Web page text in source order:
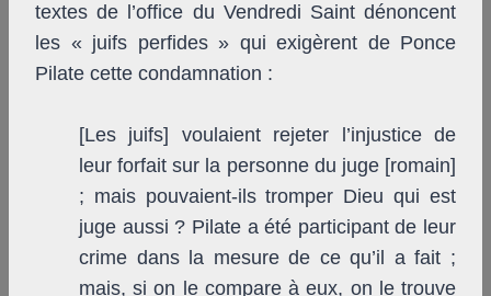
textes de l’office du Vendredi Saint dénoncent
les « juifs perfides » qui exigèrent de Ponce
Pilate cette condamnation :
[Les juifs] voulaient rejeter l’injustice de
leur forfait sur la personne du juge [romain]
; mais pouvaient-ils tromper Dieu qui est
juge aussi ? Pilate a été participant de leur
crime dans la mesure de ce qu’il a fait ;
mais, si on le compare à eux, on le trouve